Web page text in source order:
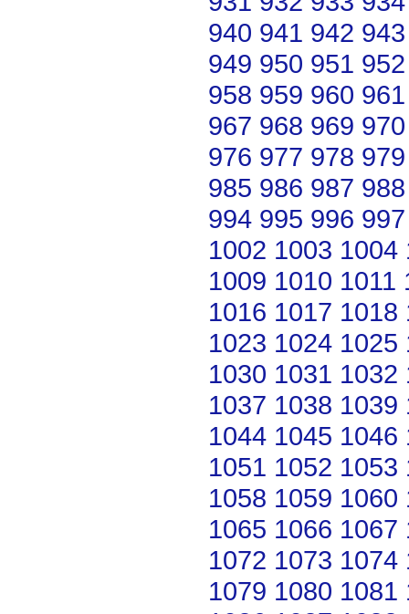
940 941 942 943
949 950 951 952
958 959 960 961
967 968 969 970
976 977 978 979
985 986 987 988
994 995 996 997
1002 1003 1004
1009 1010 1011
1016 1017 1018
1023 1024 1025
1030 1031 1032
1037 1038 1039
1044 1045 1046
1051 1052 1053
1058 1059 1060
1065 1066 1067
1072 1073 1074
1079 1080 1081